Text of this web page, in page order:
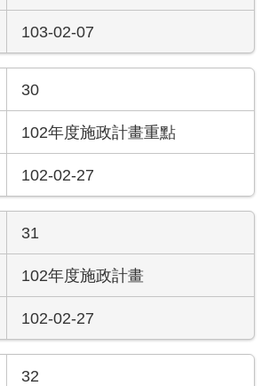
103-02-07
30
102年度施政計畫重點
102-02-27
31
102年度施政計畫
102-02-27
32